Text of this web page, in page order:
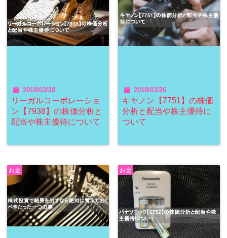
2018/03/28
リーガルコーポレーショ
ン【7938】の株価分析と
配当や株主優待について
2018/03/26
キヤノン【7751】の株価
分析と配当や株主優待に
ついて
お金 お金